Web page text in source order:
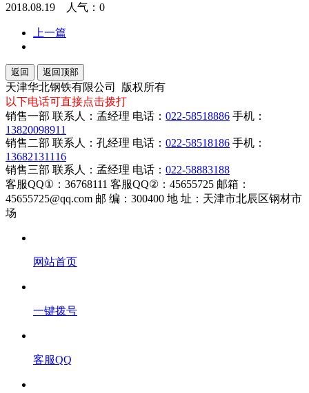
2018.08.19 人气： 0
上一篇
返回 返回顶部
天津华北钢铁有限公司 版权所有
以下电话可直接点击拨打
销售一部 联系人：孟经理 电话： 022-58518886 手机：
13820098911
销售二部 联系人：孔经理 电话： 022-58518186 手机：
13682131116
销售三部 联系人：孟经理 电话： 022-58883188
客服QQ①：36768111 客服QQ②：45655725 邮箱：
45655725@qq.com 邮 编：300400 地 址：天津市北辰区钢材市
场
网站首页
一键拨号
客服QQ